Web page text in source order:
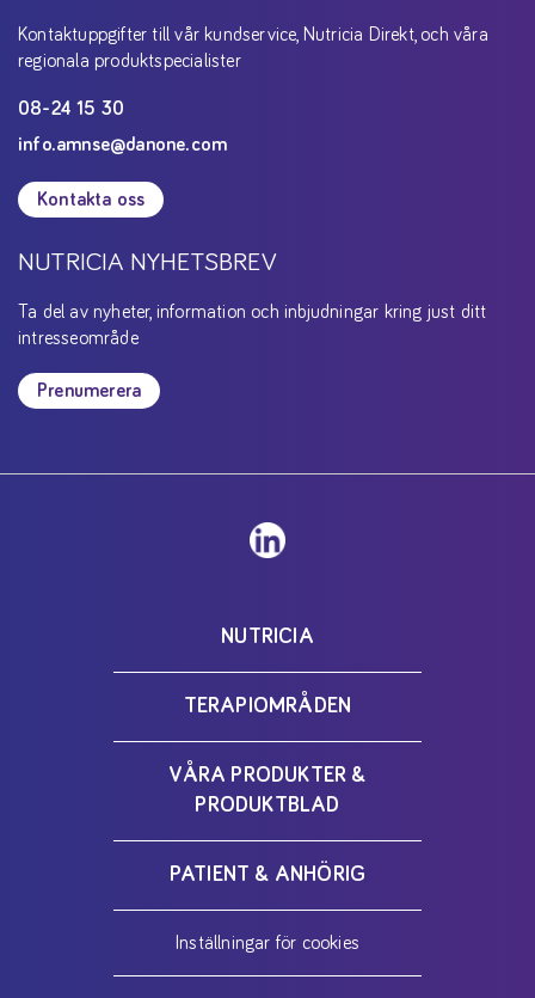
Kontaktuppgifter till vår kundservice, Nutricia Direkt, och våra
regionala produktspecialister
08-24 15 30
info.amnse@danone.com
Kontakta oss
NUTRICIA NYHETSBREV
Ta del av nyheter, information och inbjudningar kring just ditt
intresseområde
Prenumerera
NUTRICIA
TERAPIOMRÅDEN
VÅRA PRODUKTER &
PRODUKTBLAD
PATIENT & ANHÖRIG
Inställningar för cookies